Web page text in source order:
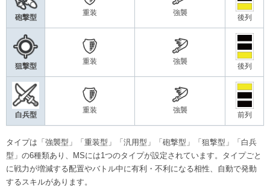
砲撃型
重装 強襲
後列
狙撃型
重装 強襲
後列
白兵型
重装 強襲
前列
タイプは「強襲型」「重装型」「汎用型」「砲撃型」「狙撃型」「白兵
型」の6種類あり、MSには1つのタイプが設定されています。タイプごと
に戦力が増減する配置やバトル中に有利・不利になる相性、自動で発動
するスキルがあります。